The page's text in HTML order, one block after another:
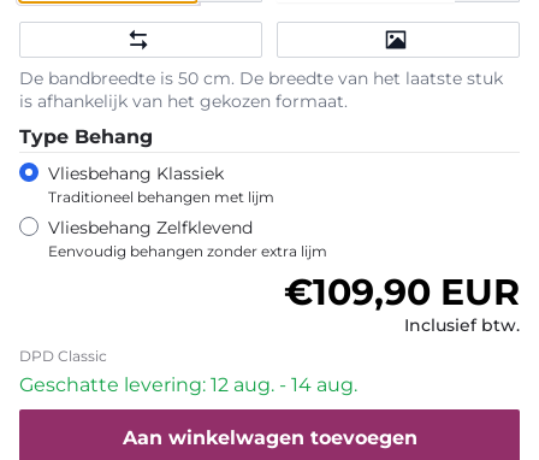
De bandbreedte is 50 cm. De breedte van het laatste stuk
is afhankelijk van het gekozen formaat.
Type Behang
Vliesbehang Klassiek
Traditioneel behangen met lijm
Vliesbehang Zelfklevend
Eenvoudig behangen zonder extra lijm
Normale prijs
€109,90 EUR
Inclusief btw.
DPD Classic
Geschatte levering: 12 aug. - 14 aug.
Aan winkelwagen toevoegen